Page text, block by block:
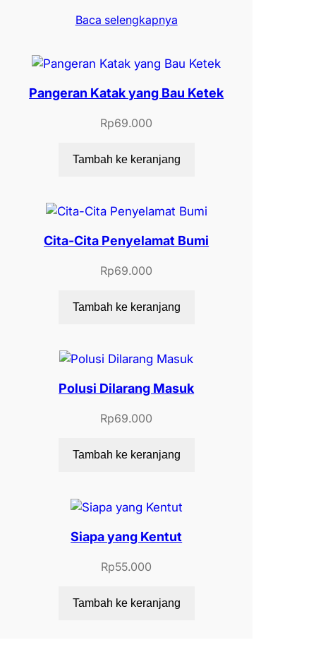
Baca selengkapnya
Pangeran Katak yang Bau Ketek
Rp69.000
Tambah ke keranjang
Cita-Cita Penyelamat Bumi
Rp69.000
Tambah ke keranjang
Polusi Dilarang Masuk
Rp69.000
Tambah ke keranjang
Siapa yang Kentut
Rp55.000
Tambah ke keranjang